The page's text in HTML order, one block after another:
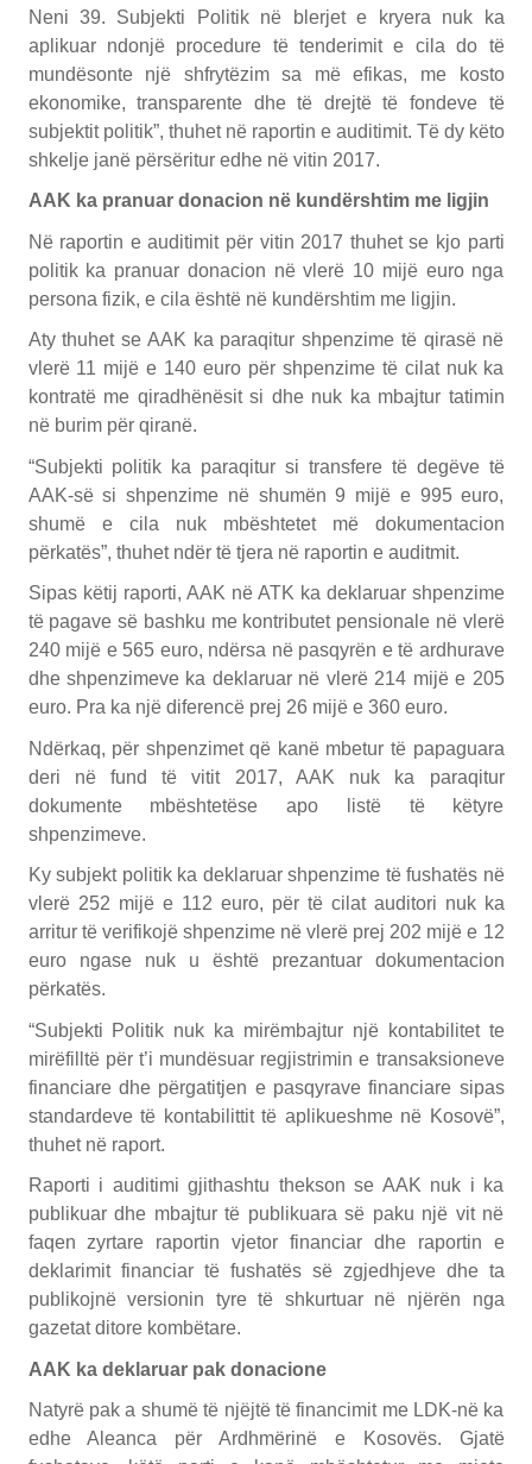
Neni 39. Subjekti Politik në blerjet e kryera nuk ka
aplikuar ndonjë procedure të tenderimit e cila do të
mundësonte një shfrytëzim sa më efikas, me kosto
ekonomike, transparente dhe të drejtë të fondeve të
subjektit politik”, thuhet në raportin e auditimit. Të dy këto
shkelje janë përsëritur edhe në vitin 2017.
AAK ka pranuar donacion në kundërshtim me ligjin
Në raportin e auditimit për vitin 2017 thuhet se kjo parti
politik ka pranuar donacion në vlerë 10 mijë euro nga
persona fizik, e cila është në kundërshtim me ligjin.
Aty thuhet se AAK ka paraqitur shpenzime të qirasë në
vlerë 11 mijë e 140 euro për shpenzime të cilat nuk ka
kontratë me qiradhënësit si dhe nuk ka mbajtur tatimin
në burim për qiranë.
“Subjekti politik ka paraqitur si transfere të degëve të
AAK-së si shpenzime në shumën 9 mijë e 995 euro,
shumë e cila nuk mbështetet më dokumentacion
përkatës”, thuhet ndër të tjera në raportin e auditmit.
Sipas këtij raporti, AAK në ATK ka deklaruar shpenzime
të pagave së bashku me kontributet pensionale në vlerë
240 mijë e 565 euro, ndërsa në pasqyrën e të ardhurave
dhe shpenzimeve ka deklaruar në vlerë 214 mijë e 205
euro. Pra ka një diferencë prej 26 mijë e 360 euro.
Ndërkaq, për shpenzimet që kanë mbetur të papaguara
deri në fund të vitit 2017, AAK nuk ka paraqitur
dokumente mbështetëse apo listë të këtyre
shpenzimeve.
Ky subjekt politik ka deklaruar shpenzime të fushatës në
vlerë 252 mijë e 112 euro, për të cilat auditori nuk ka
arritur të verifikojë shpenzime në vlerë prej 202 mijë e 12
euro ngase nuk u është prezantuar dokumentacion
përkatës.
“Subjekti Politik nuk ka mirëmbajtur një kontabilitet te
mirëfilltë për t’i mundësuar regjistrimin e transaksioneve
financiare dhe përgatitjen e pasqyrave financiare sipas
standardeve të kontabilittit të aplikueshme në Kosovë”,
thuhet në raport.
Raporti i auditimi gjithashtu thekson se AAK nuk i ka
publikuar dhe mbajtur të publikuara së paku një vit në
faqen zyrtare raportin vjetor financiar dhe raportin e
deklarimit financiar të fushatës së zgjedhjeve dhe ta
publikojnë versionin tyre të shkurtuar në njërën nga
gazetat ditore kombëtare.
AAK ka deklaruar pak donacione
Natyrë pak a shumë të njëjtë të financimit me LDK-në ka
edhe Aleanca për Ardhmërinë e Kosovës. Gjatë